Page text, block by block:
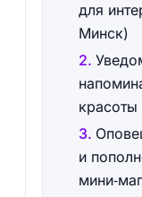
для
Минск)
и